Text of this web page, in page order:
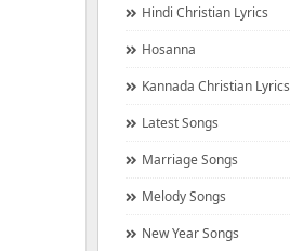
Hindi Christian Lyrics
Hosanna
Kannada Christian Lyrics
Latest Songs
Marriage Songs
Melody Songs
New Year Songs